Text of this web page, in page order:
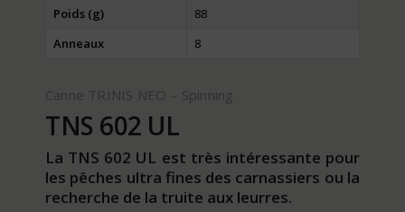
Poids (g)
88
Anneaux
8
Canne TRINIS NEO – Spinning
TNS 602 UL
La TNS 602 UL est très intéressante pour
les pêches ultra fines des carnassiers ou la
recherche de la truite aux leurres.